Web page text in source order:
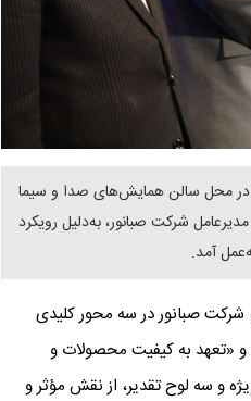
محل سالن همایش‌های صدا و سیما
شرکت صبانور، به‌دلیل رویکرد
آمد.
صبانور در سه محور کلیدی
«تعهد به کیفیت محصولات و
و سه لوح تقدیر، از نقش مؤثر و